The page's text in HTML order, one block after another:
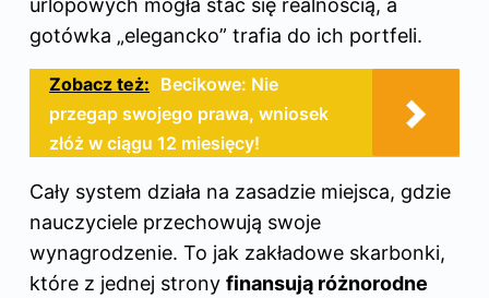
gotówka „elegancko” trafia do ich portfeli.
Zobacz też: Becikowe: Nie
przegap swojego prawa, wniosek
złóż w ciągu 12 miesięcy!
Cały system działa na zasadzie miejsca, gdzie
nauczyciele przechowują swoje
wynagrodzenie. To jak zakładowe skarbonki,
które z jednej strony finansują różnorodne